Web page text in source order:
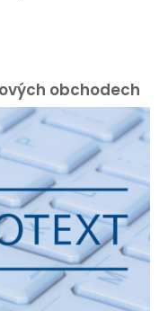
obchodech